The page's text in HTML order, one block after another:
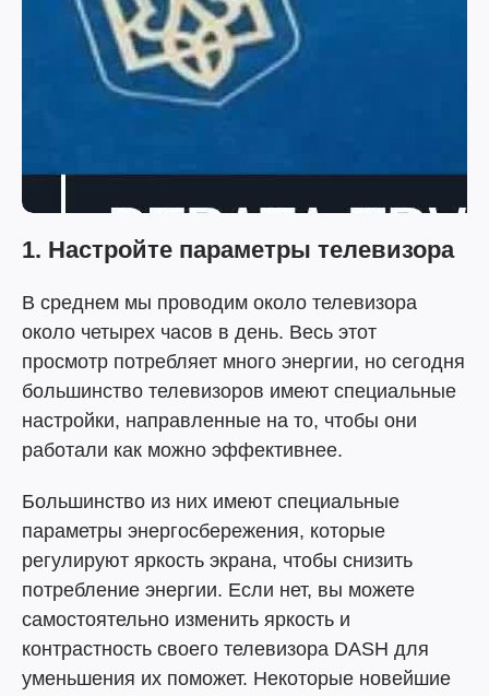
1. Настройте параметры телевизора
В среднем мы проводим около телевизора
около четырех часов в день. Весь этот
просмотр потребляет много энергии, но сегодня
большинство телевизоров имеют специальные
настройки, направленные на то, чтобы они
работали как можно эффективнее.
Большинство из них имеют специальные
параметры энергосбережения, которые
регулируют яркость экрана, чтобы снизить
потребление энергии. Если нет, вы можете
самостоятельно изменить яркость и
контрастность своего телевизора DASH для
уменьшения их поможет. Некоторые новейшие